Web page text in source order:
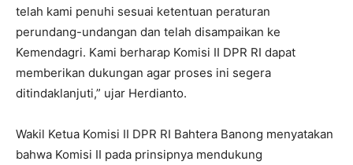
telah kami penuhi sesuai ketentuan peraturan
perundang-undangan dan telah disampaikan ke
Kemendagri. Kami berharap Komisi II DPR RI dapat
memberikan dukungan agar proses ini segera
ditindaklanjuti,” ujar Herdianto.
Wakil Ketua Komisi II DPR RI Bahtera Banong menyatakan
bahwa Komisi II pada prinsipnya mendukung